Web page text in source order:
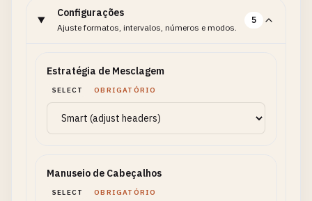
Configurações
Ajuste formatos, intervalos, números e modos.
5
Estratégia de Mesclagem
SELECT OBRIGATÓRIO
Manuseio de Cabeçalhos
SELECT OBRIGATÓRIO